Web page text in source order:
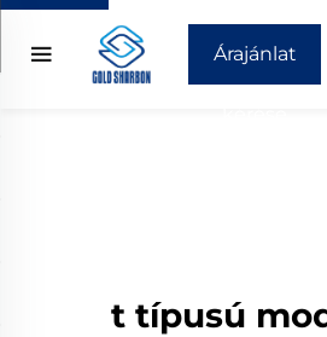
Árajánlat
t típusú